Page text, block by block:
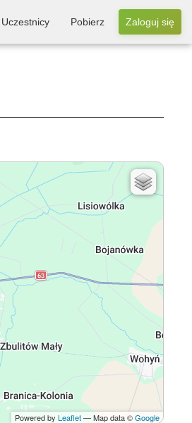
Uczestnicy Pobierz Zaloguj się
Powered by Leaflet— Map data ©Google